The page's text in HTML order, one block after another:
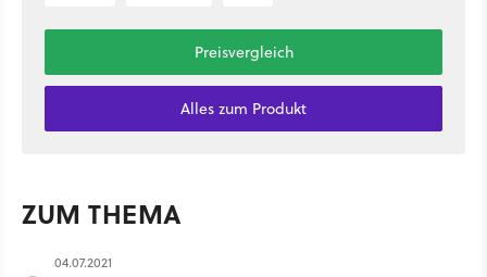
Preisvergleich
Alles zum Produkt
ZUM THEMA
04.07.2021